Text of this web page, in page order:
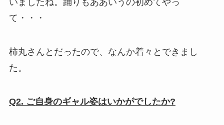
いましたね。踊りもああいうの初めてやっ
て・・・
柿丸さんとだったので、なんか着々とできまし
た。
Q2. ご自身のギャル姿はいかがでしたか?